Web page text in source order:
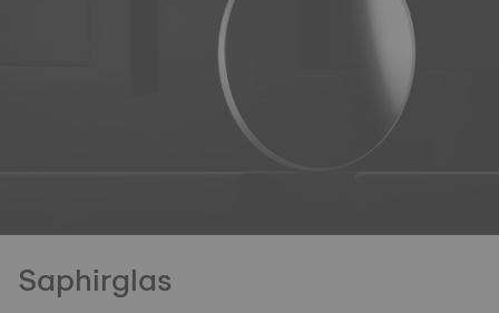
Saphirglas